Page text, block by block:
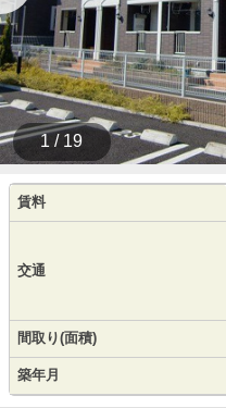
1 / 19
賃料
交通
間取り(面積)
築年月